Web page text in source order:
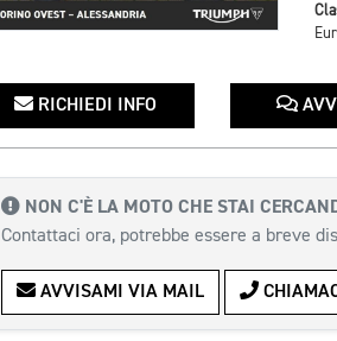
RICHIEDI INFO
NON C'È LA MOTO CHE STAI
Contattaci ora, potrebbe essere a breve
AVVISAMI VIA MAIL